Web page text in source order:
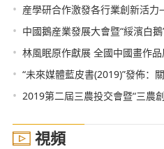
• 産學研合作激發各行業創新活力——第十
• 中國鵝産業發展大會暨“綏濱白
• 林風眠原作獻展 全國中國畫作
• “未來媒體藍皮書(2019)”發佈：關
• 2019第二屆三農投交會暨“三農
視頻